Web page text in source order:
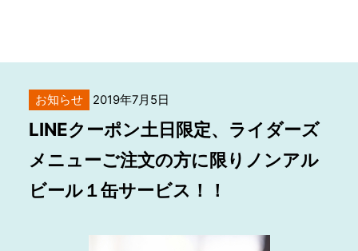
お知らせ 2019年7月5日
LINEクーポン土日限定、ライダーズ
メニューご注文の方に限りノンアル
ビール１缶サービス！！